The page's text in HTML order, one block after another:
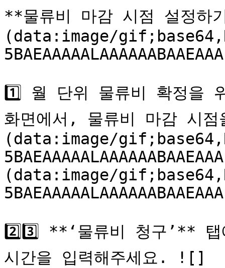
**물류비 마감 시점 설정
(data:image/
1️⃣ 월 단위 물류비 확정을
화면에서, 물류비 마감 시
(data:image/
(data:image/
2️⃣3️⃣ **‘물류비 청구’** 탭
시간을 입력해주세요. ![]